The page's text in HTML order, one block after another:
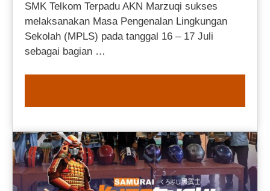
SMK Telkom Terpadu AKN Marzuqi sukses
melaksanakan Masa Pengenalan Lingkungan
Sekolah (MPLS) pada tanggal 16 – 17 Juli
sebagai bagian …